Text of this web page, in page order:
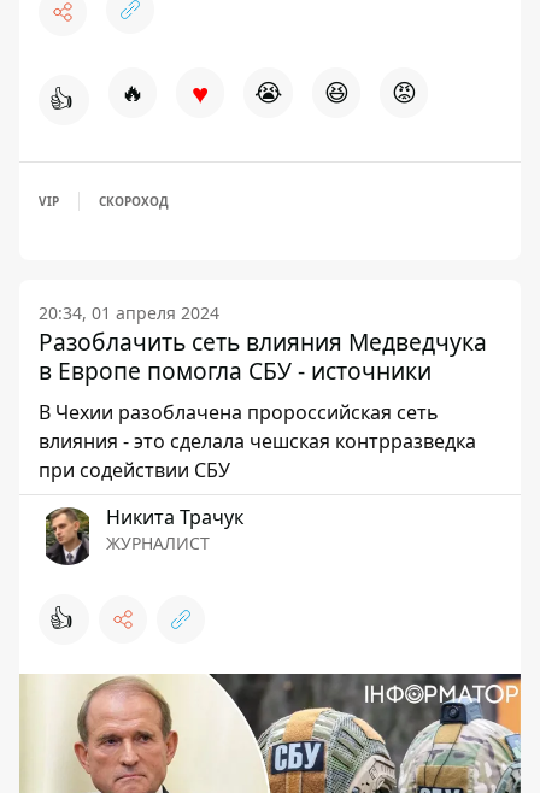
👍 🔥 ♥ 😭 😆 😡
VIP СКОРОХОД
20:34, 01 апреля 2024
Разоблачить сеть влияния Медведчука
в Европе помогла СБУ - источники
В Чехии разоблачена пророссийская сеть
влияния - это сделала чешская контрразведка
при содействии СБУ
Никита Трачук
ЖУРНАЛИСТ
👍